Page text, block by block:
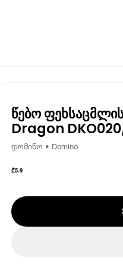
წებო
Dragon
დომინო • Domino
₾5.9